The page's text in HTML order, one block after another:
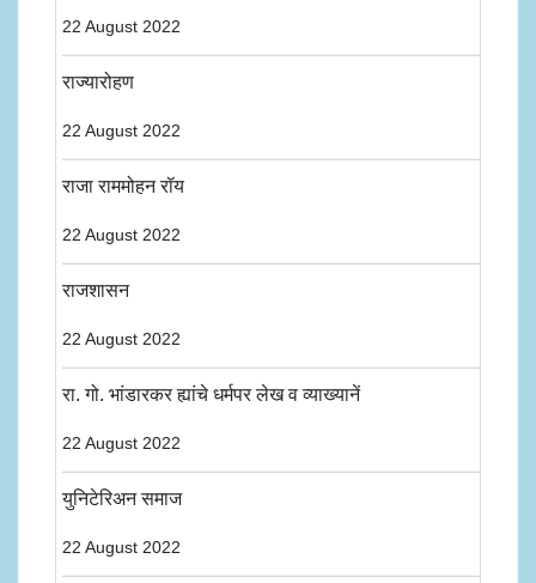
22 August 2022
राज्यारोहण
22 August 2022
राजा राममोहन रॉय
22 August 2022
राजशासन
22 August 2022
रा. गो. भांडारकर ह्यांचे धर्मपर लेख व व्याख्यानें
22 August 2022
युनिटेरिअन समाज
22 August 2022